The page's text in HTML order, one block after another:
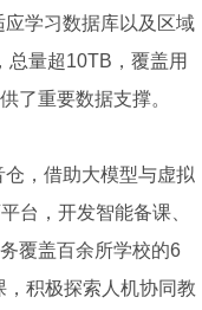
应学习数据库以及区域
量超10TB，覆盖用
了重要数据支撑。
，借助大模型与虚拟
台，开发智能备课、
覆盖百余所学校的6
积极探索人机协同教